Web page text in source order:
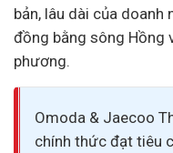
bản, lâu dài của
đồng bằng sông Hồng
phương.
Omoda & Jaecoo
chính thức đạt tiêu